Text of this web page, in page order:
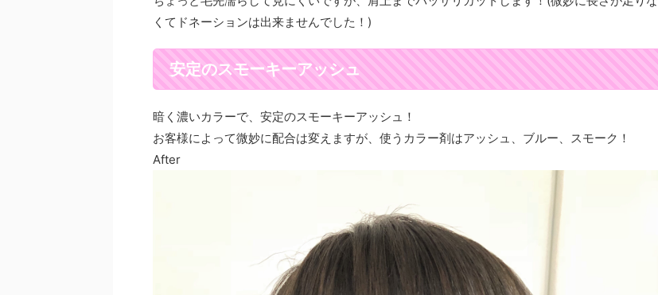
くてドネーションは出来ませんでした！)
安定のスモーキーアッシュ
暗く濃いカラーで、安定のスモーキーアッシュ！
お客様によって微妙に配合は変えますが、使うカラー剤はアッシュ、ブルー、スモーク！
After